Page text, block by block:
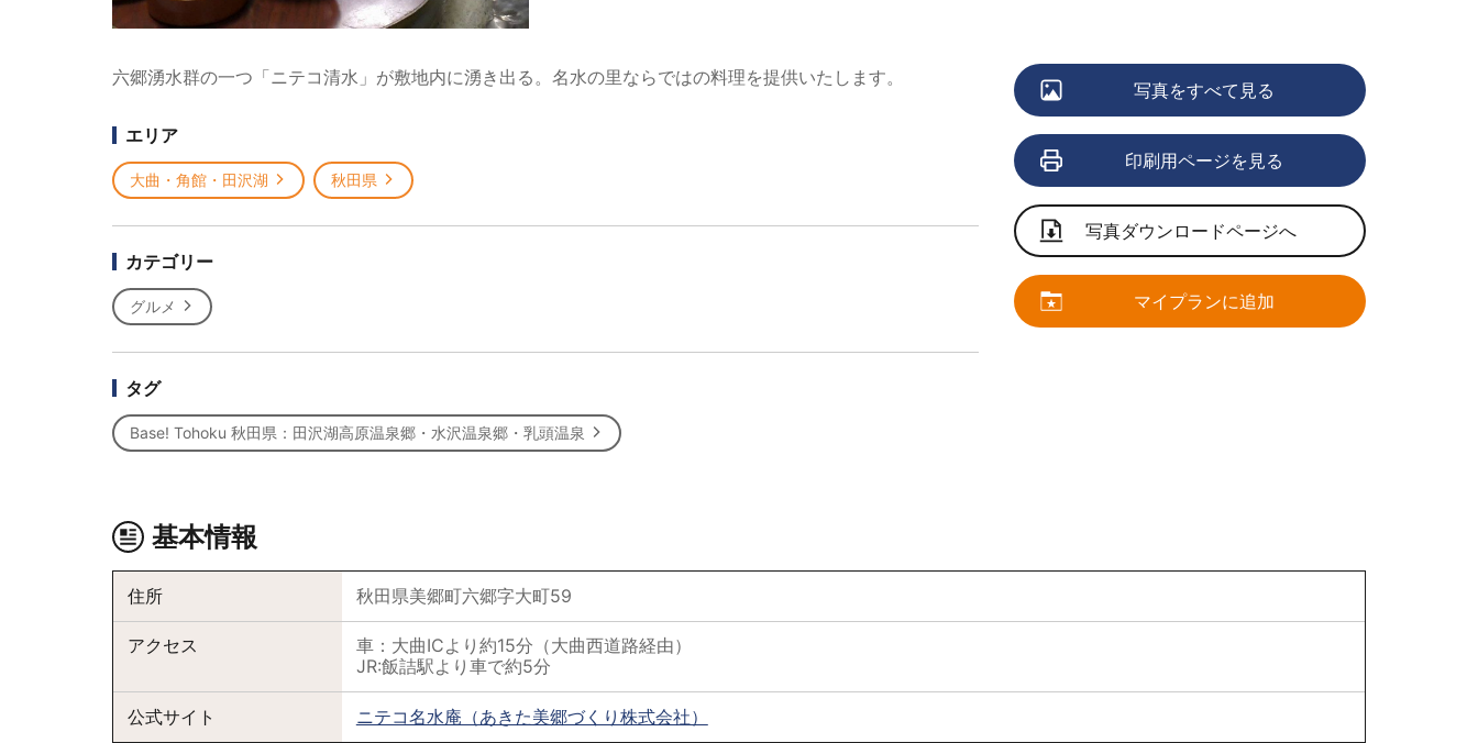
六郷湧水群の一つ「ニテコ清水」が敷地内に湧き出る。名水の里ならではの料理を提供いたします。
エリア
大曲・角館・田沢湖 秋田県
カテゴリー
グルメ
タグ
Base! Tohoku 秋田県：田沢湖高原温泉郷・水沢温泉郷・乳頭温泉
写真をすべて見る
印刷用ページを見る
写真ダウンロードページへ
マイプランに追加
基本情報
住所 秋田県美郷町六郷字大町59
アクセス
車：大曲ICより約15分（大曲西道路経由）
JR:飯詰駅より車で約5分
公式サイト ニテコ名水庵（あきた美郷づくり株式会社）